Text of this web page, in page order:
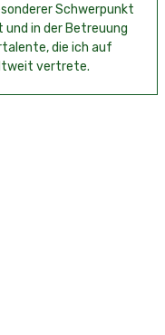
Schwerpunkt
in der Betreuung
die ich auf
vertrete.